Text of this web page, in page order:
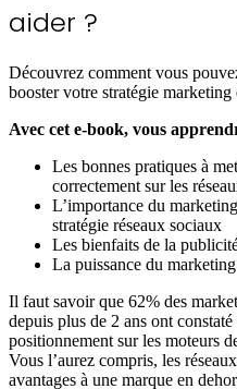
aider ?
Découvrez comment vous
booster votre stratégie
Avec cet e-book, vous
Les bonnes pratiques à
correctement sur les
L’importance du
stratégie réseaux sociaux
Les bienfaits de la
La puissance du
Il faut savoir que 62% des
depuis plus de 2 ans ont
positionnement sur les moteurs
Vous l’aurez compris, les
avantages à une marque en